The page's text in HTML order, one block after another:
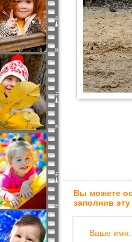
Вы можете
заполнив
Ваше имя: